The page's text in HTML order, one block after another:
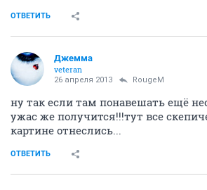
ОТВЕТИТЬ
Джемма
veteran
26 апреля 2013 RougeM
ну так если там понавешать ещё
ужас же получится!!!тут все
картине отнеслись...
ОТВЕТИТЬ